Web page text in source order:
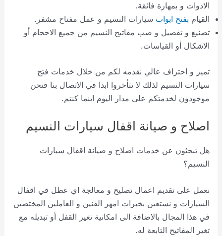
الادوات و بمهارة فائقة.
القيام بفتح ابواب سيارات النسيم و عمل مفتاح مشفر.
تصنيع و تفصيل و صب مفاتيح النسيم من جميع الاحجام أو
الاشكال أو القياسات.
تميز و احتراف عالي نقدمه لكم من خلال خدمات فتح
سيارات النسيم لذلك لا تتأخروا ابدا في الاتصال بنا فنحن
موجودون لخدمتكم على مدار اليوم اينما كنتم.
اصلاح و صيانة اقفال سيارات النسيم
هل تبحثون عن خدمات اصلاح و صيانة اقفال سيارات
النسيم؟
نعمل على تقديم اعمال تصليح و معالجة اي عطل في اقفال
السيارات و نستعين بخبرات امهر الفنين و العاملين المختصين
في هذا المجال بالاضافة الى امكانية تغير القفل أو تبديله مع
تغير المفاتيح التابعة له.